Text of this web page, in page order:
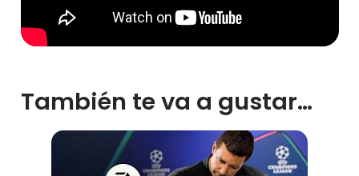
También te va a gustar…